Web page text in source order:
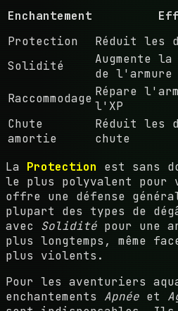
Enchantement
Protection
Réduit les
Solidité
Augmente
de l'armure
Raccommodage Répare
l'XP
Chute
amortie
Réduit les
chute
La Protection est sans
le plus polyvalent pour
offre une défense
plupart des types de
avec Solidité pour une
plus longtemps, même
plus violents.
Pour les aventuriers
enchantements Apnée et